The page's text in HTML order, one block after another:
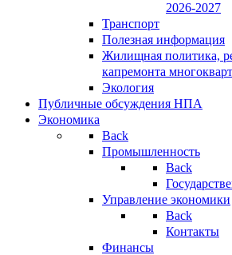
2026-2027
Транспорт
Полезная информация
Жилищная политика,
капремонта
Экология
Публичные обсуждения НПА
Экономика
Back
Промышленность
Back
Управление экономики
Back
Контакты
Финансы